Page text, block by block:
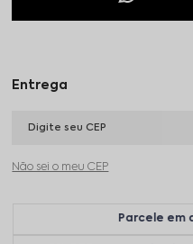
Não sei o meu CEP
Parcele em